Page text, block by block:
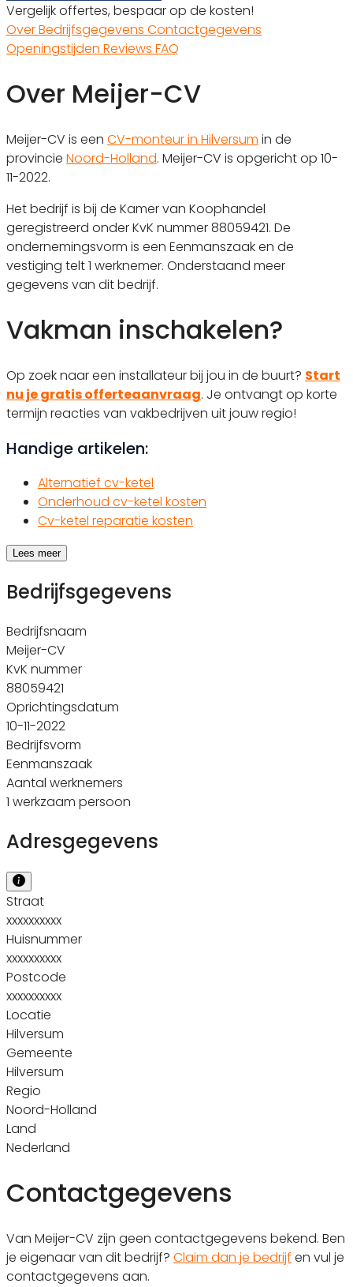
Vergelijk offertes, bespaar op de kosten!
OverBedrijfsgegevens Contactgegevens
Openingstijden Reviews FAQ
Over Meijer-CV
Meijer-CV is een CV-monteur in Hilversum in de
provincie Noord-Holland. Meijer-CV is opgericht op 10-
11-2022.
Het bedrijf is bij de Kamer van Koophandel
geregistreerd onder KvK nummer 88059421. De
ondernemingsvorm is een Eenmanszaak en de
vestiging telt 1 werknemer. Onderstaand meer
gegevens van dit bedrijf.
Vakman inschakelen?
Op zoek naar een installateur bij jou in de buurt? Start
nu je gratis offerteaanvraag. Je ontvangt op korte
termijn reacties van vakbedrijven uit jouw regio!
Handige artikelen:
Alternatief cv-ketel
Onderhoud cv-ketel kosten
Cv-ketel reparatie kosten
Lees meer
Bedrijfsgegevens
Bedrijfsnaam
Meijer-CV
KvK nummer
88059421
Oprichtingsdatum
10-11-2022
Bedrijfsvorm
Eenmanszaak
Aantal werknemers
1 werkzaam persoon
Adresgegevens
Straat
xxxxxxxxxx
Huisnummer
xxxxxxxxxx
Postcode
xxxxxxxxxx
Locatie
Hilversum
Gemeente
Hilversum
Regio
Noord-Holland
Land
Nederland
Contactgegevens
Van Meijer-CV zijn geen contactgegevens bekend. Ben
je eigenaar van dit bedrijf? Claim dan je bedrijf en vul je
contactgegevens aan.